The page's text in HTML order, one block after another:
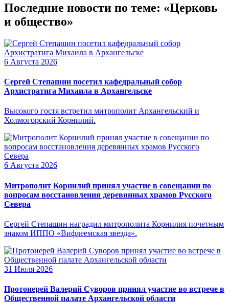
Последние новости по теме: «Церковь
и общество»
6 Августа 2026
Сергей Степашин посетил кафедральный собор
Архистратига Михаила в Архангельске
Высокого гостя встретил митрополит Архангельский и
Холмогорский Корнилий.
6 Августа 2026
Митрополит Корнилий принял участие в совещании по
вопросам восстановления деревянных храмов Русского
Севера
Сергей Степашин наградил митрополита Корнилия почетным
знаком ИППО «Вифлеемская звезда».
31 Июля 2026
Протоиерей Валерий Суворов принял участие во встрече в
Общественной палате Архангельской области